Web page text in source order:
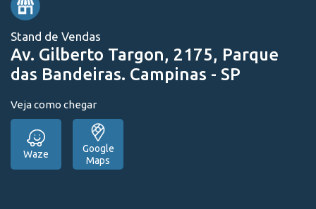
Stand de Vendas
Av. Gilberto Targon, 2175, Parque
das Bandeiras. Campinas - SP
Veja como chegar
Waze
Google
Maps